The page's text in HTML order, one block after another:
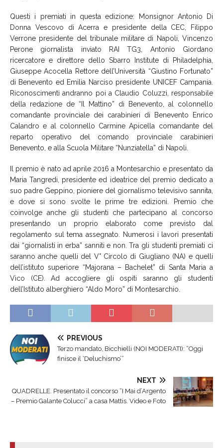
Questi i premiati in questa edizione: Monsignor Antonio Di
Donna Vescovo di Acerra e presidente della CEC, Filippo
Verrone presidente del tribunale militare di Napoli, Vincenzo
Perone giornalista inviato RAI TG3, Antonio Giordano
ricercatore e direttore dello Sbarro Institute di Philadelphia,
Giuseppe Acocella Rettore dell’Università “Giustino Fortunato”
di Benevento ed Emilia Narciso presidente UNICEF Campania.
Riconoscimenti andranno poi a Claudio Coluzzi, responsabile
della redazione de “Il Mattino” di Benevento, al colonnello
comandante provinciale dei carabinieri di Benevento Enrico
Calandro e al colonnello Carmine Apicella comandante del
reparto operativo del comando provinciale carabinieri
Benevento, e alla Scuola Militare “Nunziatella” di Napoli.
Il premio è nato ad aprile 2016 a Montesarchio e presentato da
Maria Tangredi, presidente ed ideatrice del premio dedicato a
suo padre Geppino, pioniere del giornalismo televisivo sannita,
e dove si sono svolte le prime tre edizioni. Premio che
coinvolge anche gli studenti che partecipano al concorso
presentando un proprio elaborato come previsto dal
regolamento sul tema assegnato. Numerosi i lavori presentati
dai “giornalisti in erba” sanniti e non. Tra gli studenti premiati ci
saranno anche quelli del V° Circolo di Giugliano (NA) e quelli
dell’istituto superiore “Majorana – Bachelet” di Santa Maria a
Vico (CE). Ad accogliere gli ospiti saranno gli studenti
dell’Istituto alberghiero “Aldo Moro” di Montesarchio.
PREVIOUS
Terzo mandato, Bicchielli (NOI MODERATI): “Oggi
finisce il ‘Deluchismo’”
NEXT
QUADRELLE. Presentato il concorso “I Mai d’Argento
– Premio Galante Colucci” a casa Mattis. Video e Foto